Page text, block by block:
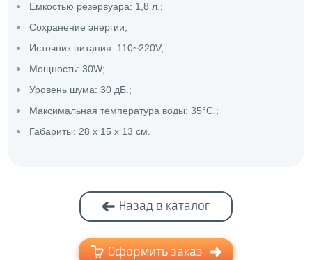
Емкостью резервуара: 1,8 л.;
Сохранение энергии;
Источник питания: 110~220V;
Мощность: 30W;
Уровень шума: 30 дБ.;
Максимальная температура воды: 35°C.;
Габариты: 28 x 15 x 13 см.
Назад в каталог
Оформить заказ